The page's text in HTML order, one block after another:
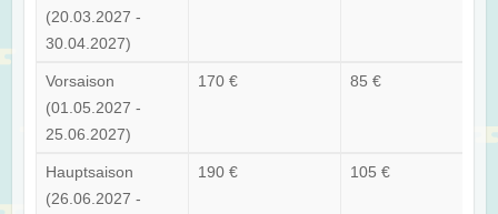
(20.03.2027 -
30.04.2027)
Vorsaison
(01.05.2027 -
25.06.2027)
170 € 85 €
Hauptsaison
(26.06.2027 -
190 € 105 €